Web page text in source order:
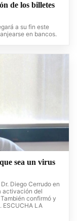
de los billetes
a su fin este
en bancos.
sea un virus
Diego Cerrudo en
activación del
confirmó y
ESCUCHA LA